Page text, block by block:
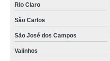
Rio Claro
São Carlos
São José dos Campos
Valinhos